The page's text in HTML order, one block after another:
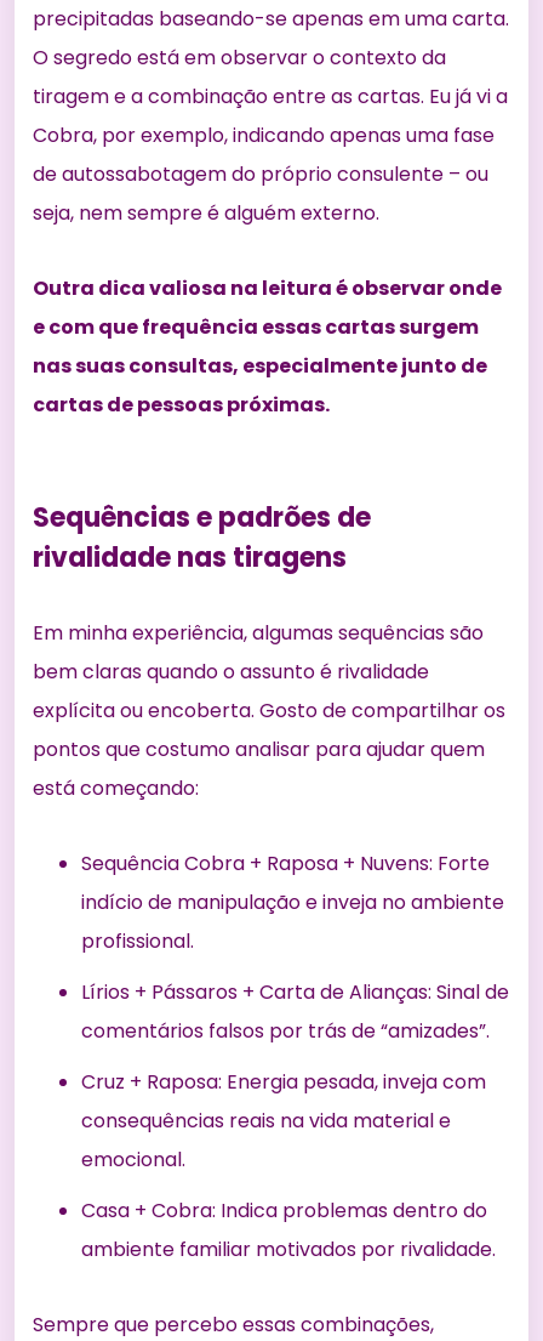
precipitadas baseando-se apenas em uma carta.
O segredo está em observar o contexto da
tiragem e a combinação entre as cartas. Eu já vi a
Cobra, por exemplo, indicando apenas uma fase
de autossabotagem do próprio consulente – ou
seja, nem sempre é alguém externo.
Outra dica valiosa na leitura é observar onde
e com que frequência essas cartas surgem
nas suas consultas, especialmente junto de
cartas de pessoas próximas.
Sequências e padrões de
rivalidade nas tiragens
Em minha experiência, algumas sequências são
bem claras quando o assunto é rivalidade
explícita ou encoberta. Gosto de compartilhar os
pontos que costumo analisar para ajudar quem
está começando:
Sequência Cobra + Raposa + Nuvens: Forte
indício de manipulação e inveja no ambiente
profissional.
Lírios + Pássaros + Carta de Alianças: Sinal de
comentários falsos por trás de “amizades”.
Cruz + Raposa: Energia pesada, inveja com
consequências reais na vida material e
emocional.
Casa + Cobra: Indica problemas dentro do
ambiente familiar motivados por rivalidade.
Sempre que percebo essas combinações,